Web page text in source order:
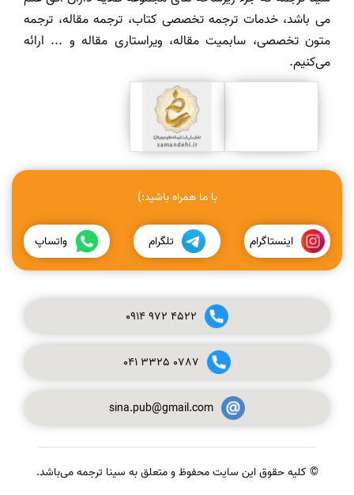
می باشد، خدمات ترجمه تخصصی کتاب، ترجمه مقاله، ترجمه
متون تخصصی، سابمیت مقاله، ویراستاری مقاله و ... ارائه
می‌کنیم.
با ما همراه باشید:)
اینستاگرام تلگرام واتساپ
0914972 4522
041 3325 0787
sina.pub@gmail.com
© کلیه حقوق این سایت محفوظ و متعلق به سینا ترجمه می‌باشد.